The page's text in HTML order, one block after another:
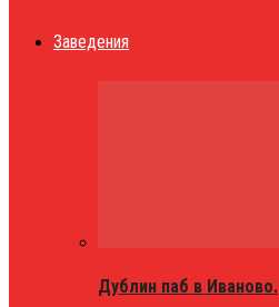
Заведения
Дублин паб в Иваново.